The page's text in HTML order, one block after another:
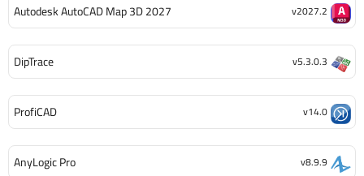
Autodesk AutoCAD Map 3D 2027 v2027.2
DipTrace v5.3.0.3
ProfiCAD v14.0
AnyLogic Pro v8.9.9